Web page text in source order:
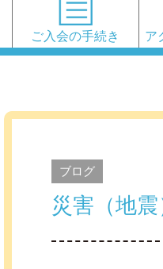
ご入会の手続き ア
ブログ
災害（地